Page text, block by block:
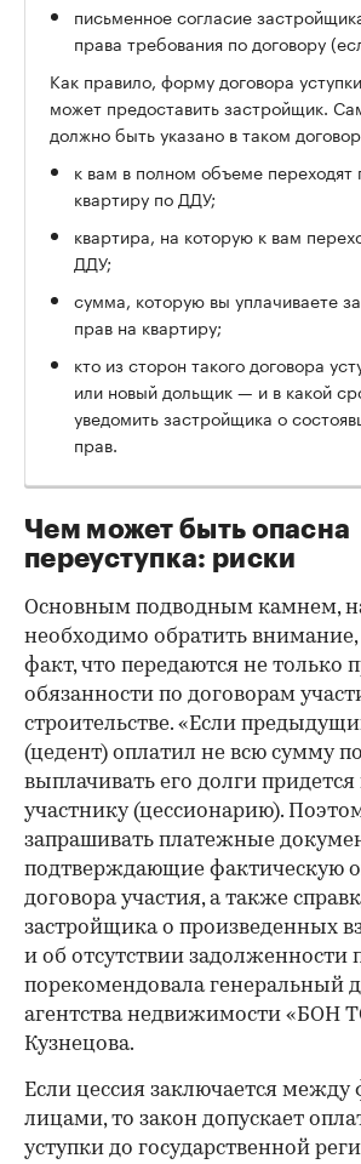
письменное согласие
права требования по договору
Как правило, форму договора
может предоставить застройщик.
должно быть указано в таком
к вам в полном объеме переходят
квартиру по ДДУ;
квартира, на которую к вам
ДДУ;
сумма, которую вы уплачиваете
прав на квартиру;
кто из сторон такого договора
или новый дольщик — и в какой
уведомить застройщика о
прав.
Чем может быть опасна
переуступка: риски
Основным подводным камнем,
необходимо обратить внимание,
факт, что передаются не только
обязанности по договорам
строительстве. «Если
(цедент) оплатил не всю сумму
выплачивать его долги
участнику (цессионарию).
запрашивать платежные
подтверждающие фактическую
договора участия, а также
застройщика о произведенных
и об отсутствии задолженности
порекомендовала генеральный
агентства недвижимости «БОН
Кузнецова.
Если цессия заключается
лицами, то закон допускает
уступки до государственной